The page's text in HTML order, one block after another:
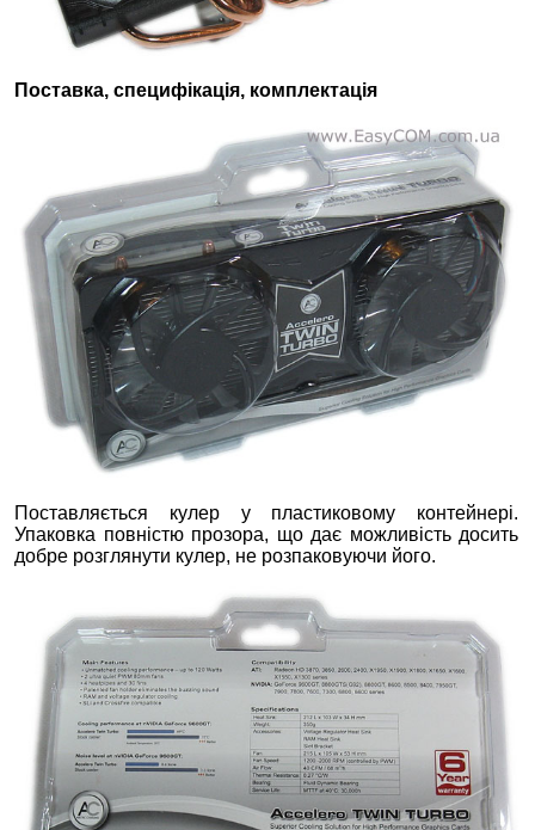
Поставка, специфікація, комплектація
Поставляється кулер у пластиковому контейнері.
Упаковка повністю прозора, що дає можливість досить
добре розглянути кулер, не розпаковуючи його.